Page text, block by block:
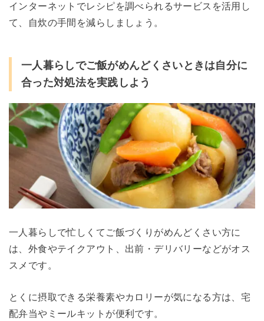
インターネットでレシピを調べられるサービスを活用し
て、自炊の手間を減らしましょう。
一人暮らしでご飯がめんどくさいときは自分に
合った対処法を実践しよう
一人暮らしで忙しくてご飯づくりがめんどくさい方に
は、外食やテイクアウト、出前・デリバリーなどがオス
スメです。
とくに摂取できる栄養素やカロリーが気になる方は、宅
配弁当やミールキットが便利です。